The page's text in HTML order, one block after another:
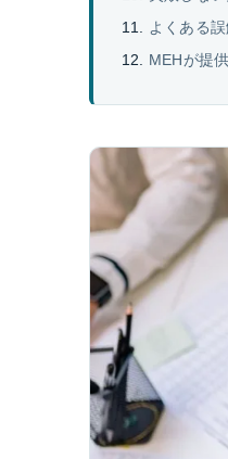
よくある
MEHが提